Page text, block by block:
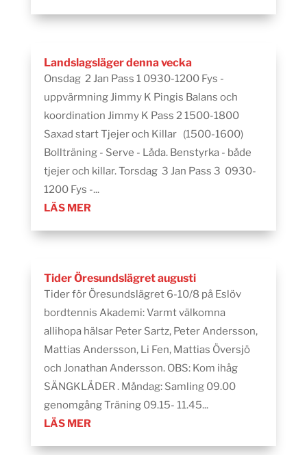
Landslagsläger denna vecka
Onsdag 2 Jan Pass 1 0930-1200 Fys -
uppvärmning Jimmy K Pingis Balans och
koordination Jimmy K Pass 2 1500-1800
Saxad start Tjejer och Killar (1500-1600)
Bollträning - Serve - Låda. Benstyrka - både
tjejer och killar. Torsdag 3 Jan Pass 3 0930-
1200 Fys -...
LÄS MER
Tider Öresundslägret augusti
Tider för Öresundslägret 6-10/8 på Eslöv
bordtennis Akademi: Varmt välkomna
allihopa hälsar Peter Sartz, Peter Andersson,
Mattias Andersson, Li Fen, Mattias Översjö
och Jonathan Andersson. OBS: Kom ihåg
SÄNGKLÄDER . Måndag: Samling 09.00
genomgång Träning 09.15- 11.45...
LÄS MER